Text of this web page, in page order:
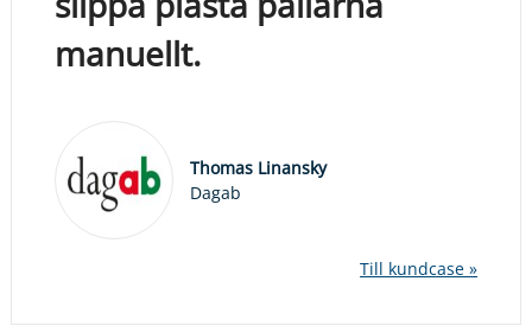
manuellt.
Thomas Linansky
Dagab
Till kundcase »